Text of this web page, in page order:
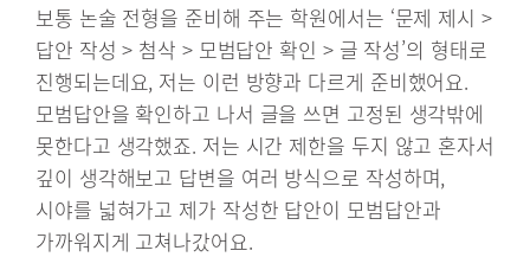
보통 논술 전형을 준비해 주는 학원에서는 ‘문제 제시 >
답안 작성 > 첨삭 > 모범답안 확인 > 글 작성’의 형태로
진행되는데요, 저는 이런 방향과 다르게 준비했어요.
모범답안을 확인하고 나서 글을 쓰면 고정된 생각밖에
못한다고 생각했죠. 저는 시간 제한을 두지 않고 혼자서
깊이 생각해보고 답변을 여러 방식으로 작성하며,
시야를 넓혀가고 제가 작성한 답안이 모범답안과
가까워지게 고쳐나갔어요.